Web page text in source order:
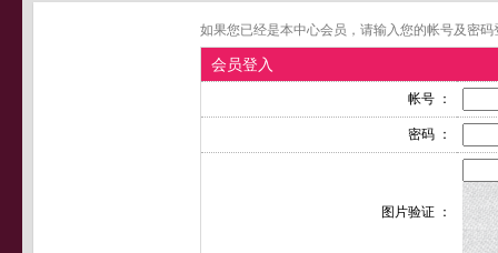
如果您已经是本中心会员，请输入您的帐号及密
会员登入
帐号 ：
密码 ：
图片验证 ：